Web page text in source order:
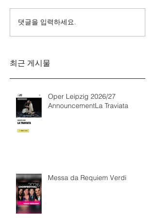
Messa da Requiem
댓글을 입력하세요.
최근 게시물
Oper Leipzig 2026/27
AnnouncementLa Traviata
Messa da Requiem Verdi